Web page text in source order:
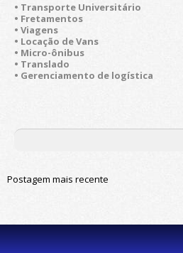
• Transporte Universitário
• Fretamentos
• Viagens
• Locação de Vans
• Micro-ônibus
• Translado
• Gerenciamento de logística
Postagem mais recente